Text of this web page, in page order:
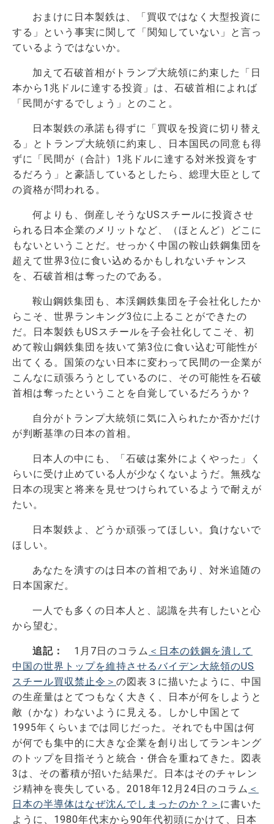
おまけに日本製鉄は、「買収ではなく大型投資に
する」という事実に関して「関知していない」と言っ
ているようではないか。
加えて石破首相がトランプ大統領に約束した「日
本から1兆ドルに達する投資」は、石破首相によれば
「民間がするでしょう」とのこと。
日本製鉄の承諾も得ずに「買収を投資に切り替え
る」とトランプ大統領に約束し、日本国民の同意も得
ずに「民間が（合計）1兆ドルに達する対米投資をす
るだろう」と豪語しているとしたら、総理大臣として
の資格が問われる。
何よりも、倒産しそうなUSスチールに投資させ
られる日本企業のメリットなど、（ほとんど）どこに
もないということだ。せっかく中国の鞍山鉄鋼集団を
超えて世界3位に食い込めるかもしれないチャンス
を、石破首相は奪ったのである。
鞍山鋼鉄集団も、本渓鋼鉄集団を子会社化したか
らこそ、世界ランキング3位に上ることができたの
だ。日本製鉄もUSスチールを子会社化してこそ、初
めて鞍山鋼鉄集団を抜いて第3位に食い込む可能性が
出てくる。国策のない日本に変わって民間の一企業が
こんなに頑張ろうとしているのに、その可能性を石破
首相は奪ったということを自覚しているだろうか？
自分がトランプ大統領に気に入られたか否かだけ
が判断基準の日本の首相。
日本人の中にも、「石破は案外によくやった」く
らいに受け止めている人が少なくないようだ。無残な
日本の現実と将来を見せつけられているようで耐えが
たい。
日本製鉄よ、どうか頑張ってほしい。負けないで
ほしい。
あなたを潰すのは日本の首相であり、対米追随の
日本国家だ。
一人でも多くの日本人と、認識を共有したいと心
から望む。
追記： 1月7日のコラム ＜日本の鉄鋼を潰して
中国の世界トップを維持させるバイデン大統領のUS
スチール買収禁止令＞ の図表３に描いたように、中国
の生産量はとてつもなく大きく、日本が何をしようと
敵（かな）わないように見える。しかし中国とて
1995年くらいまでは同じだった。それでも中国は何
が何でも集中的に大きな企業を創り出してランキング
のトップを目指そうと統合・併合を重ねてきた。図表
3は、その蓄積が招いた結果だ。日本はそのチャレン
ジ精神を喪失している。2018年12月24日のコラム ＜
日本の半導体はなぜ沈んでしまったのか？＞ に書いた
ように、1980年代末から90年代初頭にかけて、日本